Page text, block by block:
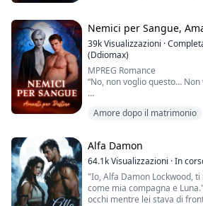
predestinata, la considera la
quindici a...
Nemici per Sangue,
39kVisualizzazioni ·
(Ddiomax)
MPREG Romance
“No, non voglio questo… Non
mani di Ronan si
La mano di Dimitri si mosse
nuca di Ronan, tirandolo
si sfiorav...
Amore dopo il matrimonio
Alfa Damon
64.1kVisualizzazioni ·In
"Io, Alfa Damon Lockwood,
come mia compagna e
occhi mentre lei stava di